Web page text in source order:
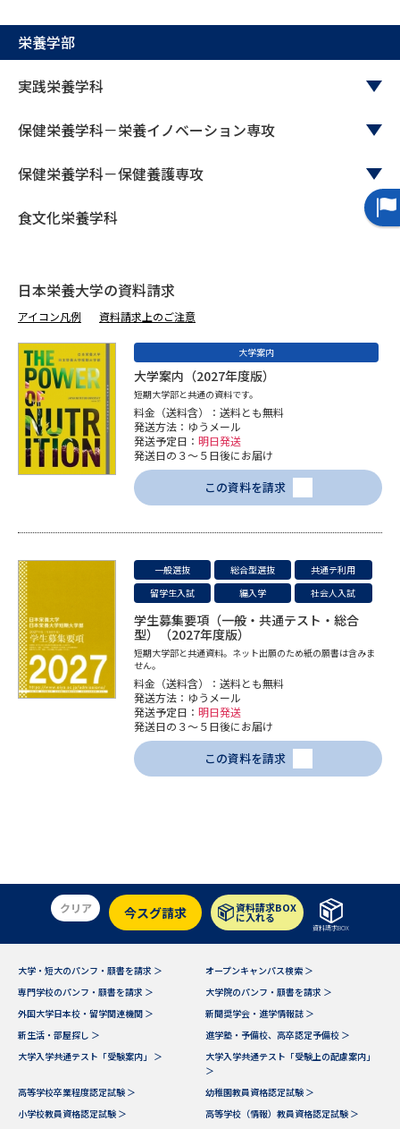
新学年スタート号特集ページ
受験準備
志望校・出願校を調べる
併願校選び 受験スケジュールを立てよう
先輩が入学を決めた理由 テレメール全国一斉進学調査
学問発見 学問検索
大学で学びたい学問発見
学問のミニ講義「夢ナビ講義」 学問分野解説
Ｑ＆Ａ よくあるご質問 大学進学IDについて
資料の料金の
受付内容・発送状況の確認
テレメール
お支払いサイト
個人情報取扱規定
特定商取引表記
テレメール進学カタログ
訂正のご案内
栄養学部
実践栄養学科
保健栄養学科－栄養イノベーション専攻
保健栄養学科－保健養護専攻
食文化栄養学科
日本栄養大学の資料請求
アイコン凡例 資料請求上のご注意
大学案内
大学案内（2027年度版）
短期大学部と共通の資料です。
料金（送料含）：送料とも無料
発送方法：ゆうメール
発送予定日： 明日発送
発送日の３～５日後にお届け
この資料を請求
一般選抜 総合型選抜
共通テ利用
留学生入試
編入学 社会人入試
学生募集要項（一般・共通テスト・総合
型）（2027年度版）
短期大学部と共通資料。ネット出願のため紙の願書は含みま
せん。
料金（送料含）：送料とも無料
発送方法：ゆうメール
発送予定日： 明日発送
発送日の３～５日後にお届け
この資料を請求
クリア 今スグ請求 資料請求BOX
に入れる
資料請求BOX
大学・短大のパンフ・願書を請求 ＞
オープンキャンパス検索 ＞
専門学校のパンフ・願書を請求 ＞
大学院のパンフ・願書を請求 ＞
外国大学日本校・留学関連機関 ＞
新聞奨学会・進学情報誌 ＞
新生活・部屋探し ＞
進学塾・予備校、高卒認定予備校 ＞
大学入学共通テスト「受験案内」 ＞
大学入学共通テスト「受験上の配慮案内」
＞
高等学校卒業程度認定試験 ＞
幼稚園教員資格認定試験 ＞
小学校教員資格認定試験 ＞
高等学校（情報）教員資格認定試験 ＞